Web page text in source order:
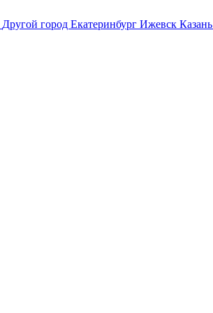
Другой город Екатеринбург Ижевск Казань